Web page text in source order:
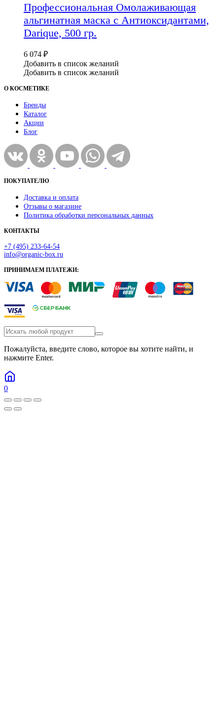
Профессиональная Омолаживающая
альгинатная маска с Антиоксидантами,
Darique, 500 гр.
6 074 ₽
Добавить в список желаний
Добавить в список желаний
О КОСМЕТИКЕ
Бренды
Каталог
Акции
Блог
ПОКУПАТЕЛЮ
Доставка и оплата
Отзывы о магазине
Политика обработки персональных данных
КОНТАКТЫ
+7 (495) 233-64-54
info@organic-box.ru
ПРИНИМАЕМ ПЛАТЕЖИ:
Пожалуйста, введите слово, которое вы хотите найти, и
нажмите Enter.
0